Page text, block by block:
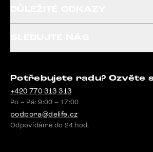
Potřebujete radu? Ozvěte
+420 770 313 313
Po – Pá: 9:00 – 17:00
podpora@delife.cz
Odpovídáme do 24 hod.